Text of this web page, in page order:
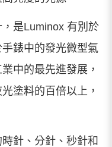
是Luminox 有別於
錶中的發光微型氣
中的最先進發展，
塗料的百倍以上，
針、分針、秒針和